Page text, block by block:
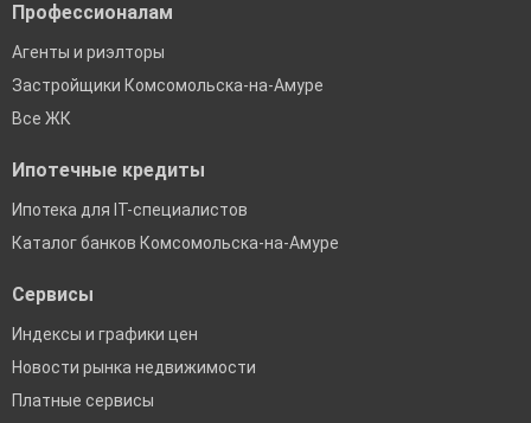
Профессионалам
Агенты и риэлторы
Застройщики Комсомольска-на-Амуре
Все ЖК
Ипотечные кредиты
Ипотека для IT-специалистов
Каталог банков Комсомольска-на-Амуре
Сервисы
Индексы и графики цен
Новости рынка недвижимости
Платные сервисы